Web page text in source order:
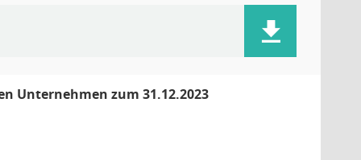
Unternehmen zum 31.12.2023